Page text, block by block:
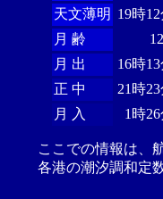
天文薄明 19時
月 齢
月 出
16時
正 中
21時
月 入
1時
ここでの情報は、
各港の潮汐調和定